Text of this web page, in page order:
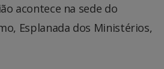
acontece na sede do
Esplanada dos Ministérios,